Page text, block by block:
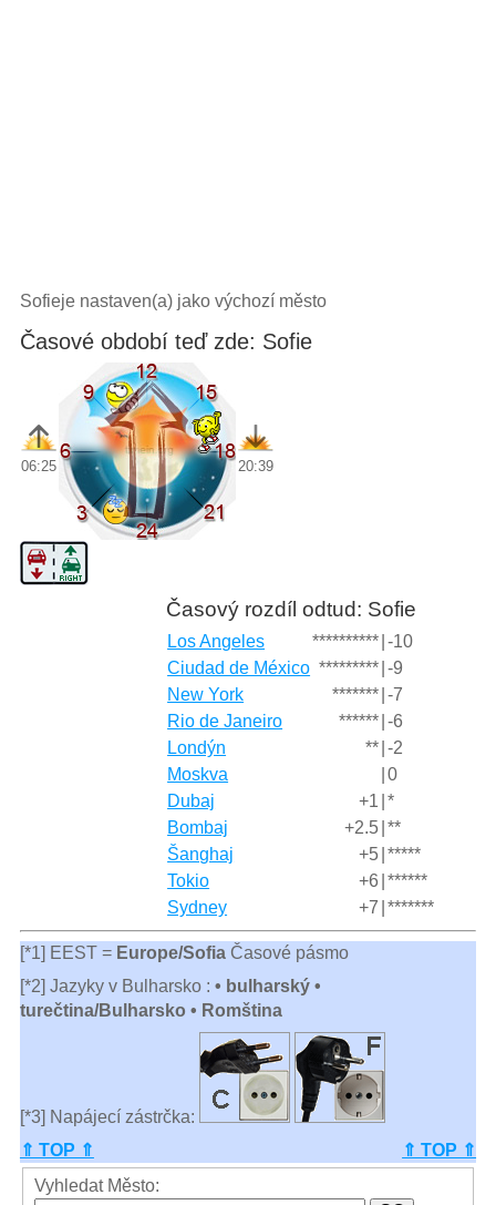
Sofieje nastaven(a) jako výchozí město
Časové období teď zde: Sofie
06:25 20:39
Časový rozdíl odtud: Sofie
Los Angeles ********** -10
Ciudad de México ********* -9
New York
******* -7
Rio de Janeiro
****** -6
Londýn
** -2
Moskva
0
Dubaj
+1 *
Bombaj
+2.5 **
Šanghaj
+5 *****
Tokio
+6 ******
Sydney
+7 *******
[*1] EEST = Europe/SofiaČasové pásmo
[*2] Jazyky v Bulharsko : • bulharský •
turečtina/Bulharsko • Romština
[*3] Napájecí zástrčka:
⇑ TOP ⇑
⇑ TOP ⇑
Vyhledat Město: